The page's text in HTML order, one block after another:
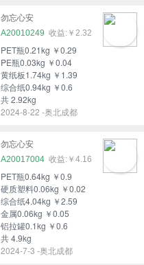
勿忘心安
A20010249
￥2.32
PET瓶0.21kg ￥0.29
PE瓶0.03kg ￥0.04
黄纸板1.74kg ￥1.39
综合纸0.94kg ￥0.6
共 2.92kg
2024-8-22 -奥北成都
勿忘心安
A20017004
￥4.16
PET瓶0.64kg ￥0.9
硬质塑料0.06kg ￥0.02
综合纸4.04kg ￥2.59
金属0.06kg ￥0.05
铝拉罐0.1kg ￥0.6
共 4.9kg
2024-7-3 -奥北成都